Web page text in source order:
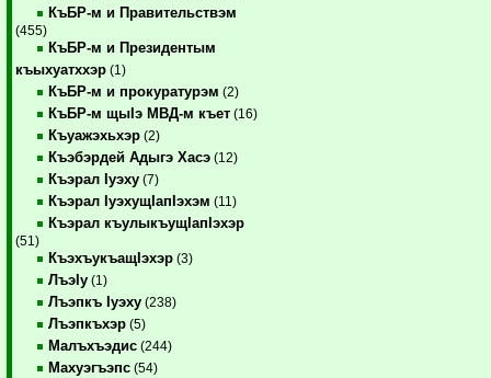
КъБР-м и Правительствэм
(455)
КъБР-м и Президентым
къыхуатххэр (1)
КъБР-м и прокуратурэм (2)
КъБР-м щыIэ МВД-м къет (16)
Къуажэхьхэр (2)
Къэбэрдей Адыгэ Хасэ (12)
Къэрал Iуэху (7)
Къэрал IуэхущIапIэхэм (11)
Къэрал къулыкъущIапIэхэр
(51)
КъэхъукъащIэхэр (3)
ЛъэIу (1)
Лъэпкъ Iуэху (238)
Лъэпкъхэр (5)
Малъхъэдис (244)
Махуэгъэпс (54)